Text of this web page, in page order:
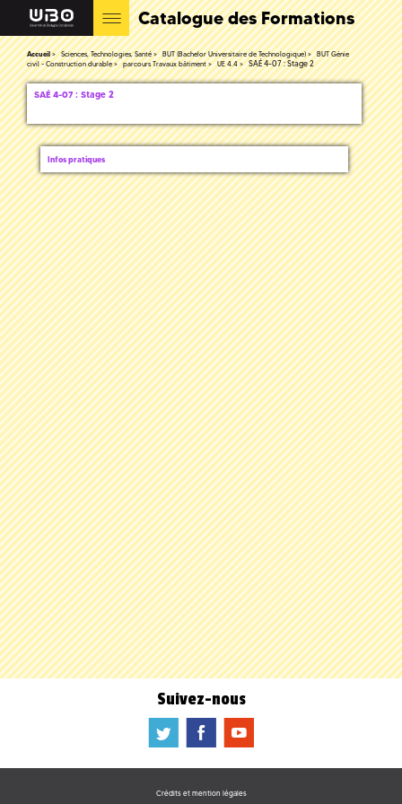
Catalogue des Formations
Accueil Sciences, Technologies, Santé BUT (Bachelor Universitaire de Technologique)
BUT Génie
civil - Construction durable
parcours Travaux bâtiment UE 4.4 SAÉ 4-07 : Stage 2
SAÉ 4-07 : Stage 2
Infos pratiques
Suivez-nous
a b f
Crédits et mention légales